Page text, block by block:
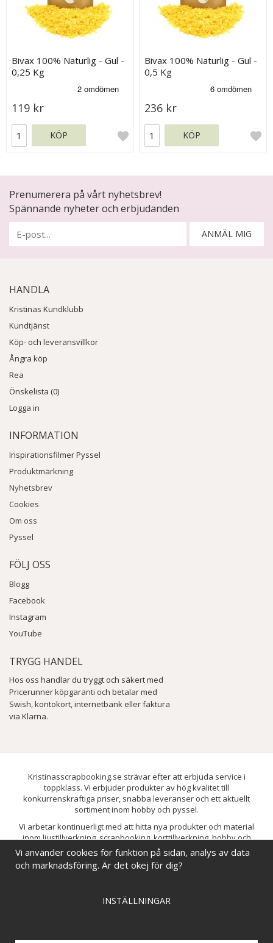
Bivax 100% Naturlig - Gul -
0,25 Kg
119 kr
KÖP
Bivax 100% Naturlig - Gul -
0,5 Kg
236 kr
KÖP
Prenumerera på vårt nyhetsbrev!
Spännande nyheter och erbjudanden
ANMÄL MIG
HANDLA
Kristinas Kundklubb
Kundtjänst
Köp- och leveransvillkor
Ångra köp
Rea
Önskelista (0)
Logga in
INFORMATION
Inspirationsfilmer Pyssel
Produktmärkning
Nyhetsbrev
Cookies
Om oss
Pyssel
FÖLJ OSS
Blogg
Facebook
Instagram
YouTube
TRYGG HANDEL
Hos oss handlar du tryggt och säkert med
Pricerunner köpgaranti och betalar med
Swish, kontokort, internetbank eller faktura
via Klarna.
Kristinasscrapbooking.se strävar efter att erbjuda service i
toppklass. Vi erbjuder produkter av hög kvalitet till
konkurrenskraftiga priser, snabba leveranser och ett aktuellt
sortiment inom hobby och pyssel.
Vi arbetar kontinuerligt med att hitta nya produkter och material
inom ljustillverkning, scrapbooking, korttillverkning, hobby och
pyssel. Målet är att bredda sortimentet och löpande förbättra och
utveckla vårt utbud, så att du alltid kan hitta det du behöver hos oss.
Vi använder cookies för funktion på sidan, analys av data
och marknadsföring. Är det okej för dig?
INSTÄLLNINGAR